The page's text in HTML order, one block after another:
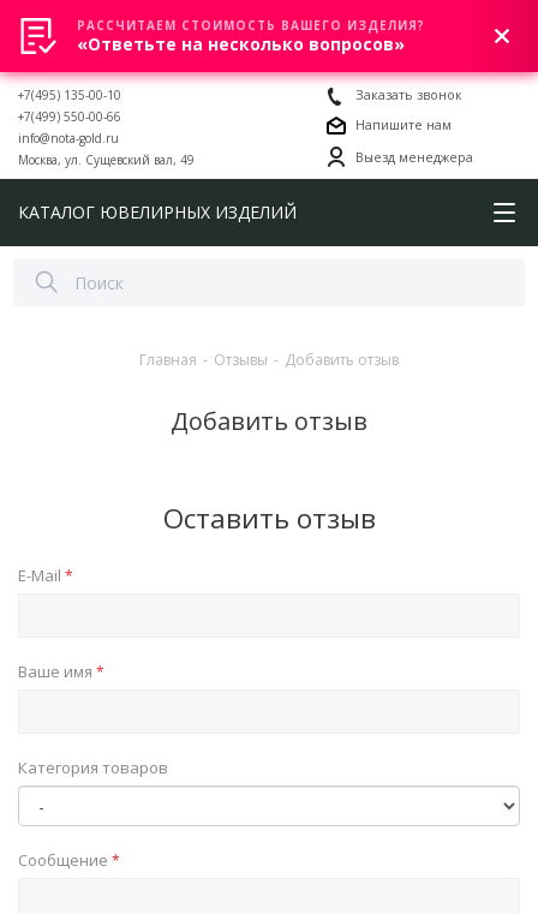
0
+7(495) 135-00-10
+7(499) 550-00-66
info@nota-gold.ru
Москва, ул. Сущевский вал, 49
Заказать звонок
Напишите нам
Выезд менеджера
КАТАЛОГ ЮВЕЛИРНЫХ ИЗДЕЛИЙ
Главная - Отзывы - Добавить отзыв
Добавить отзыв
Оставить отзыв
E-Mail *
Ваше имя *
Категория товаров
Сообщение *
РАССЧИТАЕМ СТОИМОСТЬ ВАШЕГО ИЗДЕЛИЯ?
«Ответьте на несколько вопросов»